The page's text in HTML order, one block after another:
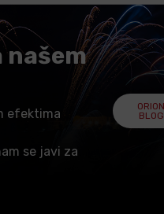
našem
efektima
se javi za
ORION
BLOG